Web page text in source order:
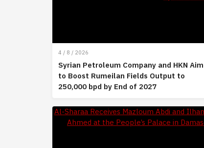
4 / 8 / 2026
Syrian Petroleum Company and HKN Aim
to Boost Rumeilan Fields Output to
250,000 bpd by End of 2027